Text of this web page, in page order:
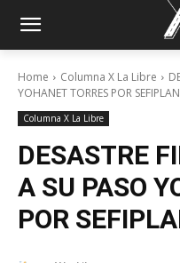
Home Columna X La Libre
YOHANET TORRES POR
Columna X La Libre
DESASTRE
A SU PASO
POR